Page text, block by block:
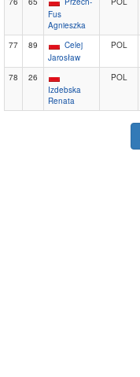
Fus
Agnieszka
77 89
Celej
Jarosław
POL
78
26
Izdebska
Renata
POL